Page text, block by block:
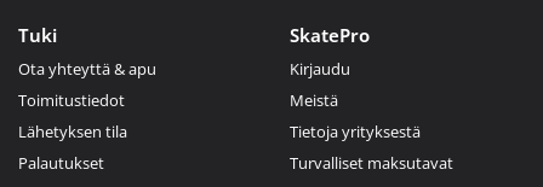
Tuki
Ota yhteyttä & apu
Toimitustiedot
Lähetyksen tila
Palautukset
SkatePro
Kirjaudu
Meistä
Tietoja yrityksestä
Turvalliset maksutavat